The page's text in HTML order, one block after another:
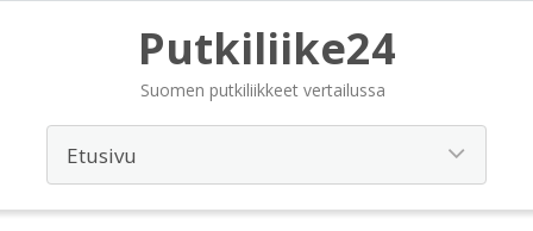
Putkiliike24
Suomen putkiliikkeet vertailussa